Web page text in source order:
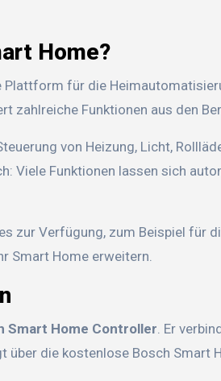
Home?
für die
zahlreiche Funktionen aus den
von Heizung, Licht,
Viele Funktionen lassen sich
zur Verfügung, zum Beispiel für
Smart Home erweitern.
Smart Home Controller. Er
über die kostenlose Bosch Smart